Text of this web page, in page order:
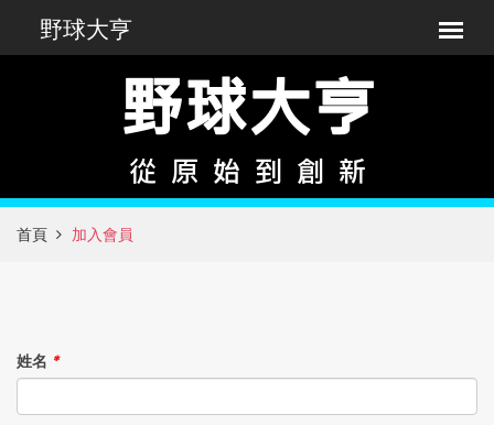
首頁 加入會員
姓名 *